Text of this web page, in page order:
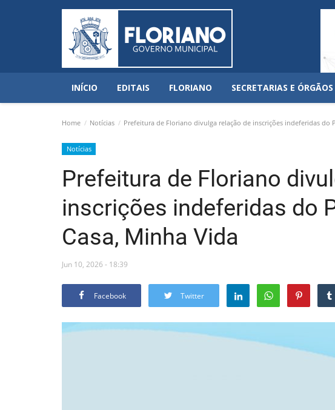
INÍCIO EDITAIS FLORIANO SECRETARIAS E ÓRGÃOS
Home Notícias Prefeitura de Floriano divulga relação de inscrições indeferidas do
Notícias
Prefeitura de Floriano
inscrições indeferidas do
Casa, Minha Vida
Jun 10, 2026 - 18:39
Facebook Twitter